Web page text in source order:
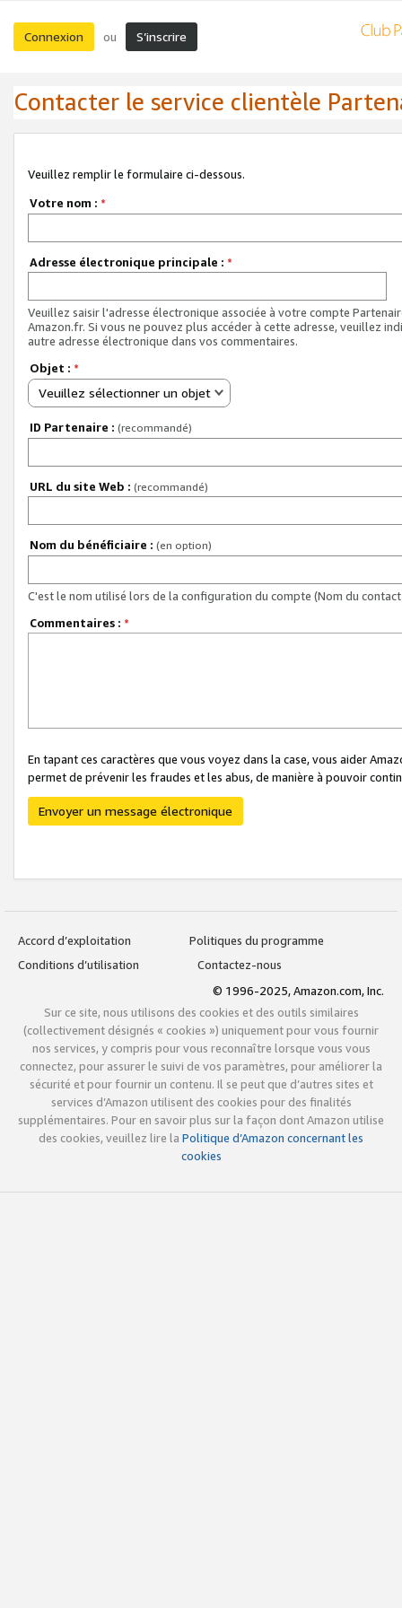
Connexion ou S’inscrire
Contacter le service clientèle
Veuillez remplir le formulaire ci-dessous.
Votre nom : *
Adresse électronique principale : *
Veuillez saisir l'adresse électronique associée à votre compte
Amazon.fr. Si vous ne pouvez plus accéder à cette adresse, veuillez
autre adresse électronique dans vos commentaires.
Objet : *
Veuillez sélectionner un objet
ID Partenaire : (recommandé)
URL du site Web : (recommandé)
Nom du bénéficiaire : (en option)
C'est le nom utilisé lors de la configuration du compte (Nom du
Commentaires : *
En tapant ces caractères que vous voyez dans la case, vous aider
permet de prévenir les fraudes et les abus, de manière à pouvoir
Envoyer un message électronique
Accord d’exploitation
Politiques du programme
Conditions d’utilisation
Contactez-nous
© 1996-2025, Amazon.com, Inc.
Sur ce site, nous utilisons des cookies et des outils similaires
(collectivement désignés « cookies ») uniquement pour vous fournir
nos services, y compris pour vous reconnaître lorsque vous vous
connectez, pour assurer le suivi de vos paramètres, pour améliorer la
sécurité et pour fournir un contenu. Il se peut que d’autres sites et
services d’Amazon utilisent des cookies pour des finalités
supplémentaires. Pour en savoir plus sur la façon dont Amazon utilise
des cookies, veuillez lire la Politique d’Amazon concernant les
cookies